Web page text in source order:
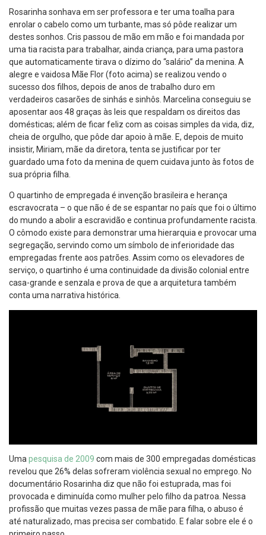
Rosarinha sonhava em ser professora e ter uma toalha para
enrolar o cabelo como um turbante, mas só pôde realizar um
destes sonhos. Cris passou de mão em mão e foi mandada por
uma tia racista para trabalhar, ainda criança, para uma pastora
que automaticamente tirava o dízimo do “salário” da menina. A
alegre e vaidosa Mãe Flor (foto acima) se realizou vendo o
sucesso dos filhos, depois de anos de trabalho duro em
verdadeiros casarões de sinhás e sinhôs. Marcelina conseguiu se
aposentar aos 48 graças às leis que respaldam os direitos das
domésticas; além de ficar feliz com as coisas simples da vida, diz,
cheia de orgulho, que pôde dar apoio à mãe. E, depois de muito
insistir, Miriam, mãe da diretora, tenta se justificar por ter
guardado uma foto da menina de quem cuidava junto às fotos de
sua própria filha.
O quartinho de empregada é invenção brasileira e herança
escravocrata – o que não é de se espantar no país que foi o último
do mundo a abolir a escravidão e continua profundamente racista.
O cômodo existe para demonstrar uma hierarquia e provocar uma
segregação, servindo como um símbolo de inferioridade das
empregadas frente aos patrões. Assim como os elevadores de
serviço, o quartinho é uma continuidade da divisão colonial entre
casa-grande e senzala e prova de que a arquitetura também
conta uma narrativa histórica.
Umapesquisa de 2009 com mais de 300 empregadas domésticas
revelou que 26% delas sofreram violência sexual no emprego. No
documentário Rosarinha diz que não foi estuprada, mas foi
provocada e diminuída como mulher pelo filho da patroa. Nessa
profissão que muitas vezes passa de mãe para filha, o abuso é
até naturalizado, mas precisa ser combatido. E falar sobre ele é o